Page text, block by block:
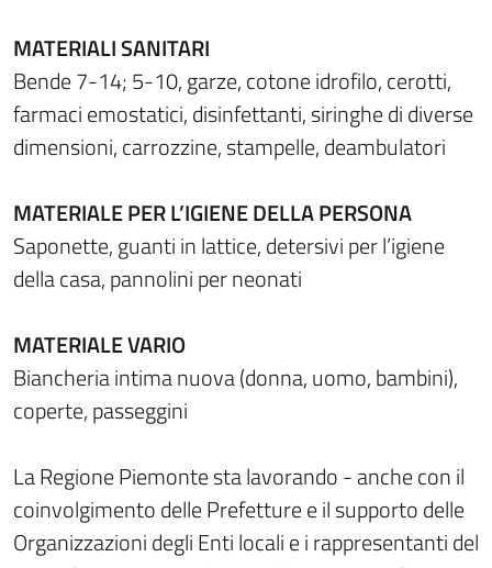
MATERIALI SANITARI
Bende 7-14; 5-10, garze, cotone idrofilo, cerotti,
farmaci emostatici, disinfettanti, siringhe di diverse
dimensioni, carrozzine, stampelle, deambulatori
MATERIALE PER L’IGIENE DELLA PERSONA
Saponette, guanti in lattice, detersivi per l’igiene
della casa, pannolini per neonati
MATERIALE VARIO
Biancheria intima nuova (donna, uomo, bambini),
coperte, passeggini
La Regione Piemonte sta lavorando - anche con il
coinvolgimento delle Prefetture e il supporto delle
Organizzazioni degli Enti locali e i rappresentanti del